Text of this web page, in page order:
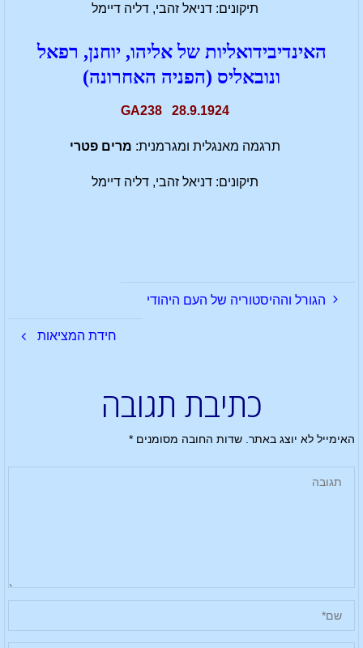
תיקונים: דניאל זהבי, דליה דיימל
האינדיבידואליות של אליהו, יוחנן, רפאל
ונובאליס (הפניה האחרונה)
28.9.1924 GA238
תרגמה מאנגלית ומגרמנית: מרים פטרי
תיקונים: דניאל זהבי, דליה דיימל
הגורל וההיסטוריה של העם היהודי
חידת המציאות
כתיבת תגובה
האימייל לא יוצג באתר. שדות החובה מסומנים*